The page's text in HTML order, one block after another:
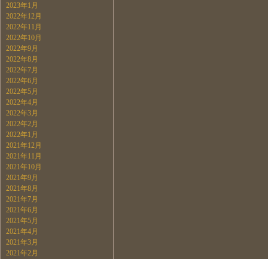
2023年1月
2022年12月
2022年11月
2022年10月
2022年9月
2022年8月
2022年7月
2022年6月
2022年5月
2022年4月
2022年3月
2022年2月
2022年1月
2021年12月
2021年11月
2021年10月
2021年9月
2021年8月
2021年7月
2021年6月
2021年5月
2021年4月
2021年3月
2021年2月